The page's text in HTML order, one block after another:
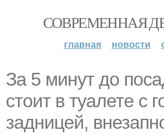
СОВРЕМЕННАЯ
главная новости
За 5 минут до
стоит в туалете с
задницей,